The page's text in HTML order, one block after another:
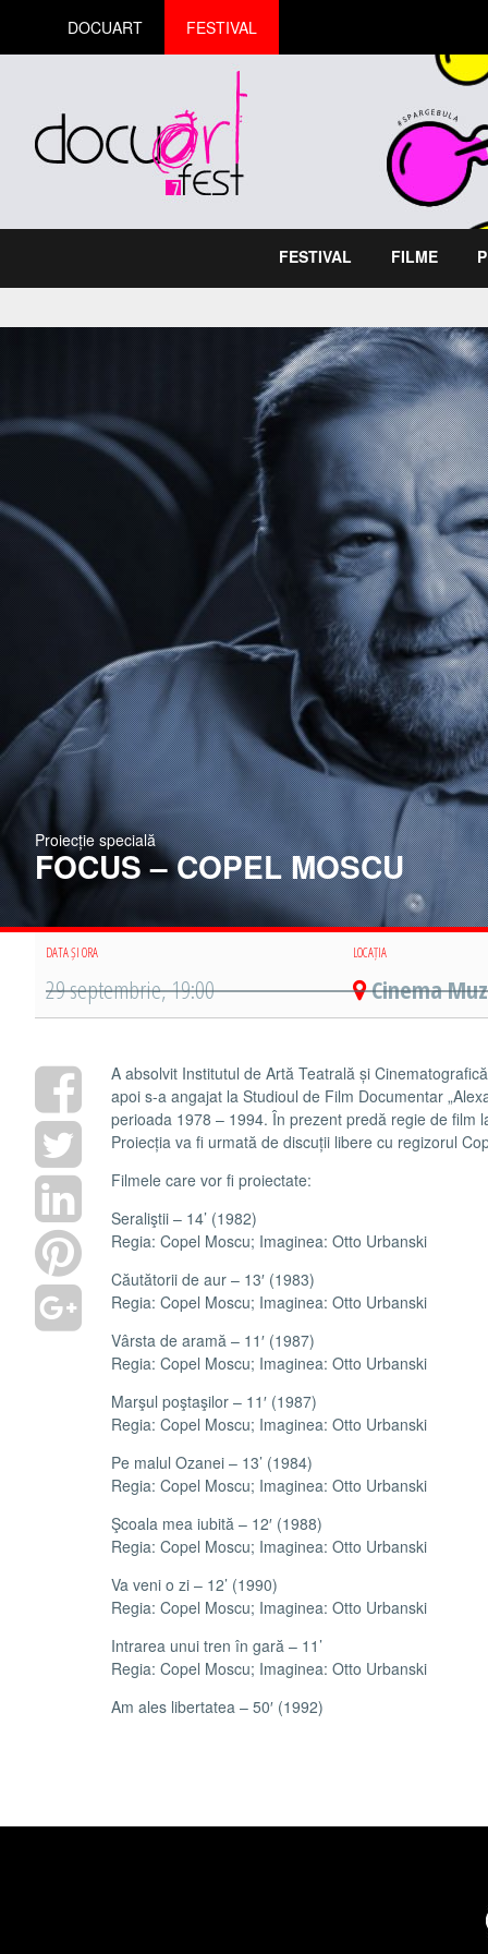
DOCUART FESTIVAL
FESTIVAL FILME
Proiecție specială
FOCUS – COPEL MOSCU
DATA ȘI ORA LOCAȚIA
29 septembrie, 19:00 Cinema
A absolvit Institutul de Artă Teatrală și
apoi s-a angajat la Studioul de Film Documentar
perioada 1978 – 1994. În prezent predă regie de film
Proiecția va fi urmată de discuții libere cu regizorul
Filmele care vor fi proiectate:
Seraliştii – 14’ (1982)
Regia: Copel Moscu; Imaginea: Otto Urbanski
Căutătorii de aur – 13′ (1983)
Regia: Copel Moscu; Imaginea: Otto Urbanski
Vârsta de aramă – 11′ (1987)
Regia: Copel Moscu; Imaginea: Otto Urbanski
Marşul poştaşilor – 11′ (1987)
Regia: Copel Moscu; Imaginea: Otto Urbanski
Pe malul Ozanei – 13’ (1984)
Regia: Copel Moscu; Imaginea: Otto Urbanski
Şcoala mea iubită – 12′ (1988)
Regia: Copel Moscu; Imaginea: Otto Urbanski
Va veni o zi – 12’ (1990)
Regia: Copel Moscu; Imaginea: Otto Urbanski
Intrarea unui tren în gară – 11’
Regia: Copel Moscu; Imaginea: Otto Urbanski
Am ales libertatea – 50′ (1992)